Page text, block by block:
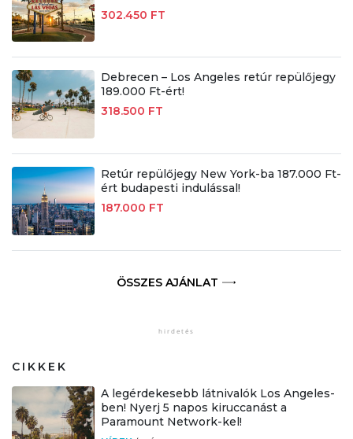
302.450 FT
Debrecen – Los Angeles retúr repülőjegy
189.000 Ft-ért!
318.500 FT
Retúr repülőjegy New York-ba 187.000 Ft-
ért budapesti indulással!
187.000 FT
ÖSSZES AJÁNLAT
CIKKEK
A legérdekesebb látnivalók Los Angeles-
ben! Nyerj 5 napos kiruccanást a
Paramount Network-kel!